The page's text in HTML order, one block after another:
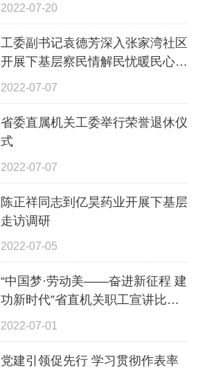
2022-07-20
工委副书记袁德芳深入张家湾社区
开展下基层察民情解民忧暖民心实
践活动走访调研
2022-07-07
省委直属机关工委举行荣誉退休仪
式
2022-07-07
陈正祥同志到亿昊药业开展下基层
走访调研
2022-07-05
“中国梦·劳动美——奋进新征程 建
功新时代”省直机关职工宣讲比赛
举行
2022-07-01
党建引领促先行 学习贯彻作表率